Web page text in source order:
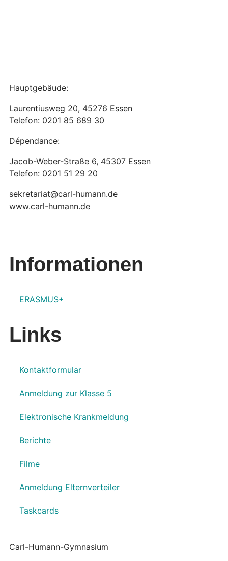
Hauptgebäude:
Laurentiusweg 20, 45276 Essen
Telefon: 0201 85 689 30
Dépendance:
Jacob-Weber-Straße 6, 45307 Essen
Telefon: 0201 51 29 20
sekretariat@carl-humann.de
www.carl-humann.de
Informationen
ERASMUS+
Links
Kontaktformular
Anmeldung zur Klasse 5
Elektronische Krankmeldung
Berichte
Filme
Anmeldung Elternverteiler
Taskcards
Carl-Humann-Gymnasium